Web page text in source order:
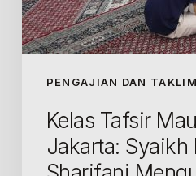
PENGAJIAN DAN TAKLIM
yang
Dicontohkan
Para
Nabi
Kelas Tafsir
Jakarta: Syaikh